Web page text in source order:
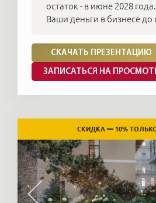
остаток - в июне 2028
Ваши деньги в бизнесе до
СКАЧАТЬ ПРЕЗЕНТАЦИЮ
ЗАПИСАТЬСЯ НА
СКИДКА — 10%